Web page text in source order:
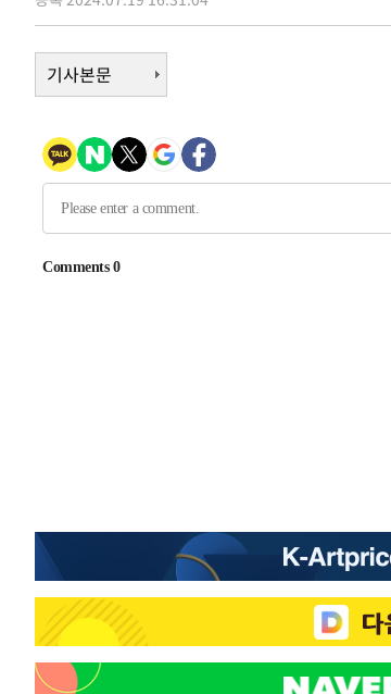
2시간 전 >남자 농구, 나고야 아시안게임서 '홈팀' 일본과
3시간 전 >극한폭염 한풀 꺾이지만…'낮 최고 35도' 무더
날씨]
4시간 전 >축구협회 "압수수색·성접대 논란 사과…쇄신
5시간 전 > [속보]'압수수색·성접대 논란' 축구협회 "실
8시간 전 >'최고 37도' 폭염 지속…강원동해안 최대 150
이강인 "아틀레티코 이적 기뻐…등번호
[속보]與 당대표 경선, 제주·인천 권리당
16분 전 >강릉에 시간당 81.4㎜ 물폭탄…도로 잠기고
1시간 전 >
백운산서 80년근 천종산삼 9뿌리 발견…감
2시간 전 >남자 농구, 나고야 아시안게임서 '홈팀' 일본
2시간 전 >여수 오동도 해상서 모터보트 전복…1명 사망
3시간 전 >
극한폭염 한풀 꺾이지만…'낮 최고 35도' 무
기사본문